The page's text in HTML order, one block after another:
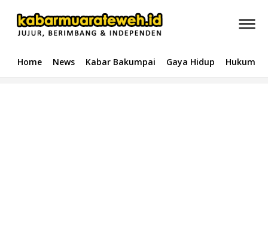
Home News Kabar Bakumpai Gaya Hidup Hukum &